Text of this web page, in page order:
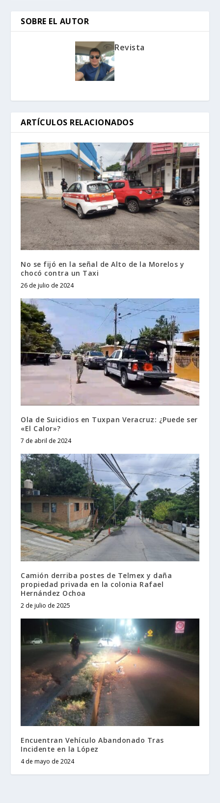
SOBRE EL AUTOR
Revista
ARTÍCULOS RELACIONADOS
No se fijó en la señal de Alto de la Morelos y
chocó contra un Taxi
26 de julio de 2024
Ola de Suicidios en Tuxpan Veracruz: ¿Puede ser
«El Calor»?
7 de abril de 2024
Camión derriba postes de Telmex y daña
propiedad privada en la colonia Rafael
Hernández Ochoa
2 de julio de 2025
Encuentran Vehículo Abandonado Tras
Incidente en la López
4 de mayo de 2024